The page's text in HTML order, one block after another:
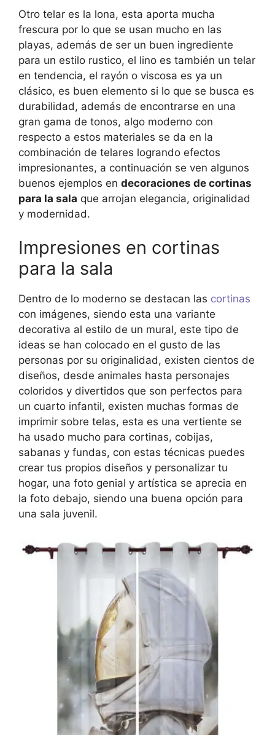
Otro telar es la lona, esta aporta mucha
frescura por lo que se usan mucho en las
playas, además de ser un buen ingrediente
para un estilo rustico, el lino es también un telar
en tendencia, el rayón o viscosa es ya un
clásico, es buen elemento si lo que se busca es
durabilidad, además de encontrarse en una
gran gama de tonos, algo moderno con
respecto a estos materiales se da en la
combinación de telares logrando efectos
impresionantes, a continuación se ven algunos
buenos ejemplos en decoraciones de cortinas
para la sala que arrojan elegancia, originalidad
y modernidad.
Impresiones en cortinas
para la sala
Dentro de lo moderno se destacan las cortinas
con imágenes, siendo esta una variante
decorativa al estilo de un mural, este tipo de
ideas se han colocado en el gusto de las
personas por su originalidad, existen cientos de
diseños, desde animales hasta personajes
coloridos y divertidos que son perfectos para
un cuarto infantil, existen muchas formas de
imprimir sobre telas, esta es una vertiente se
ha usado mucho para cortinas, cobijas,
sabanas y fundas, con estas técnicas puedes
crear tus propios diseños y personalizar tu
hogar, una foto genial y artística se aprecia en
la foto debajo, siendo una buena opción para
una sala juvenil.